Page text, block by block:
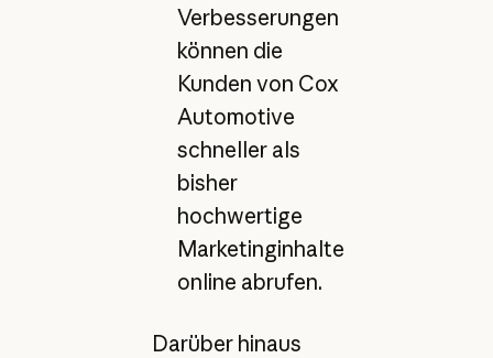
Verbesserungen
können die
Kunden von Cox
Automotive
schneller als
bisher
hochwertige
Marketinginhalte
online abrufen.
Darüber hinaus